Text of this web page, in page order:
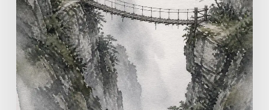
sentidos
|
Evangelio
del
9
de